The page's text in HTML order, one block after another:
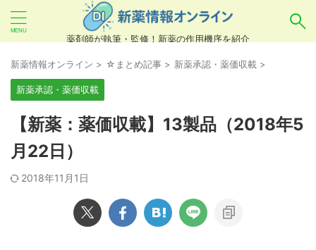
薬剤師が執筆・監修！新薬の作用機序を紹介
あいまい検索（例：ひらがな、誤字）には対応し
ていませんので、製品名・一般名・キーワードな
どをカタカナ
良い例：テセントリク
悪い例：てせんとりく テセンタリク
新薬情報オンライン > ☆まとめ記事 > 新薬承認・薬価収載 >
新薬承認・薬価収載
【新薬：薬価収載】13製品（2018年5
月22日）
2018年11月1日